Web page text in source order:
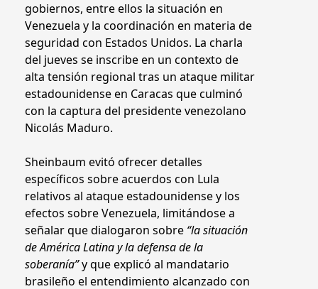
gobiernos, entre ellos la situación en
Venezuela y la coordinación en materia de
seguridad con Estados Unidos. La charla
del jueves se inscribe en un contexto de
alta tensión regional tras un ataque militar
estadounidense en Caracas que culminó
con la captura del presidente venezolano
Nicolás Maduro.
Sheinbaum evitó ofrecer detalles
específicos sobre acuerdos con Lula
relativos al ataque estadounidense y los
efectos sobre Venezuela, limitándose a
señalar que dialogaron sobre “la situación
de América Latina y la defensa de la
soberanía”y que explicó al mandatario
brasileño el entendimiento alcanzado con